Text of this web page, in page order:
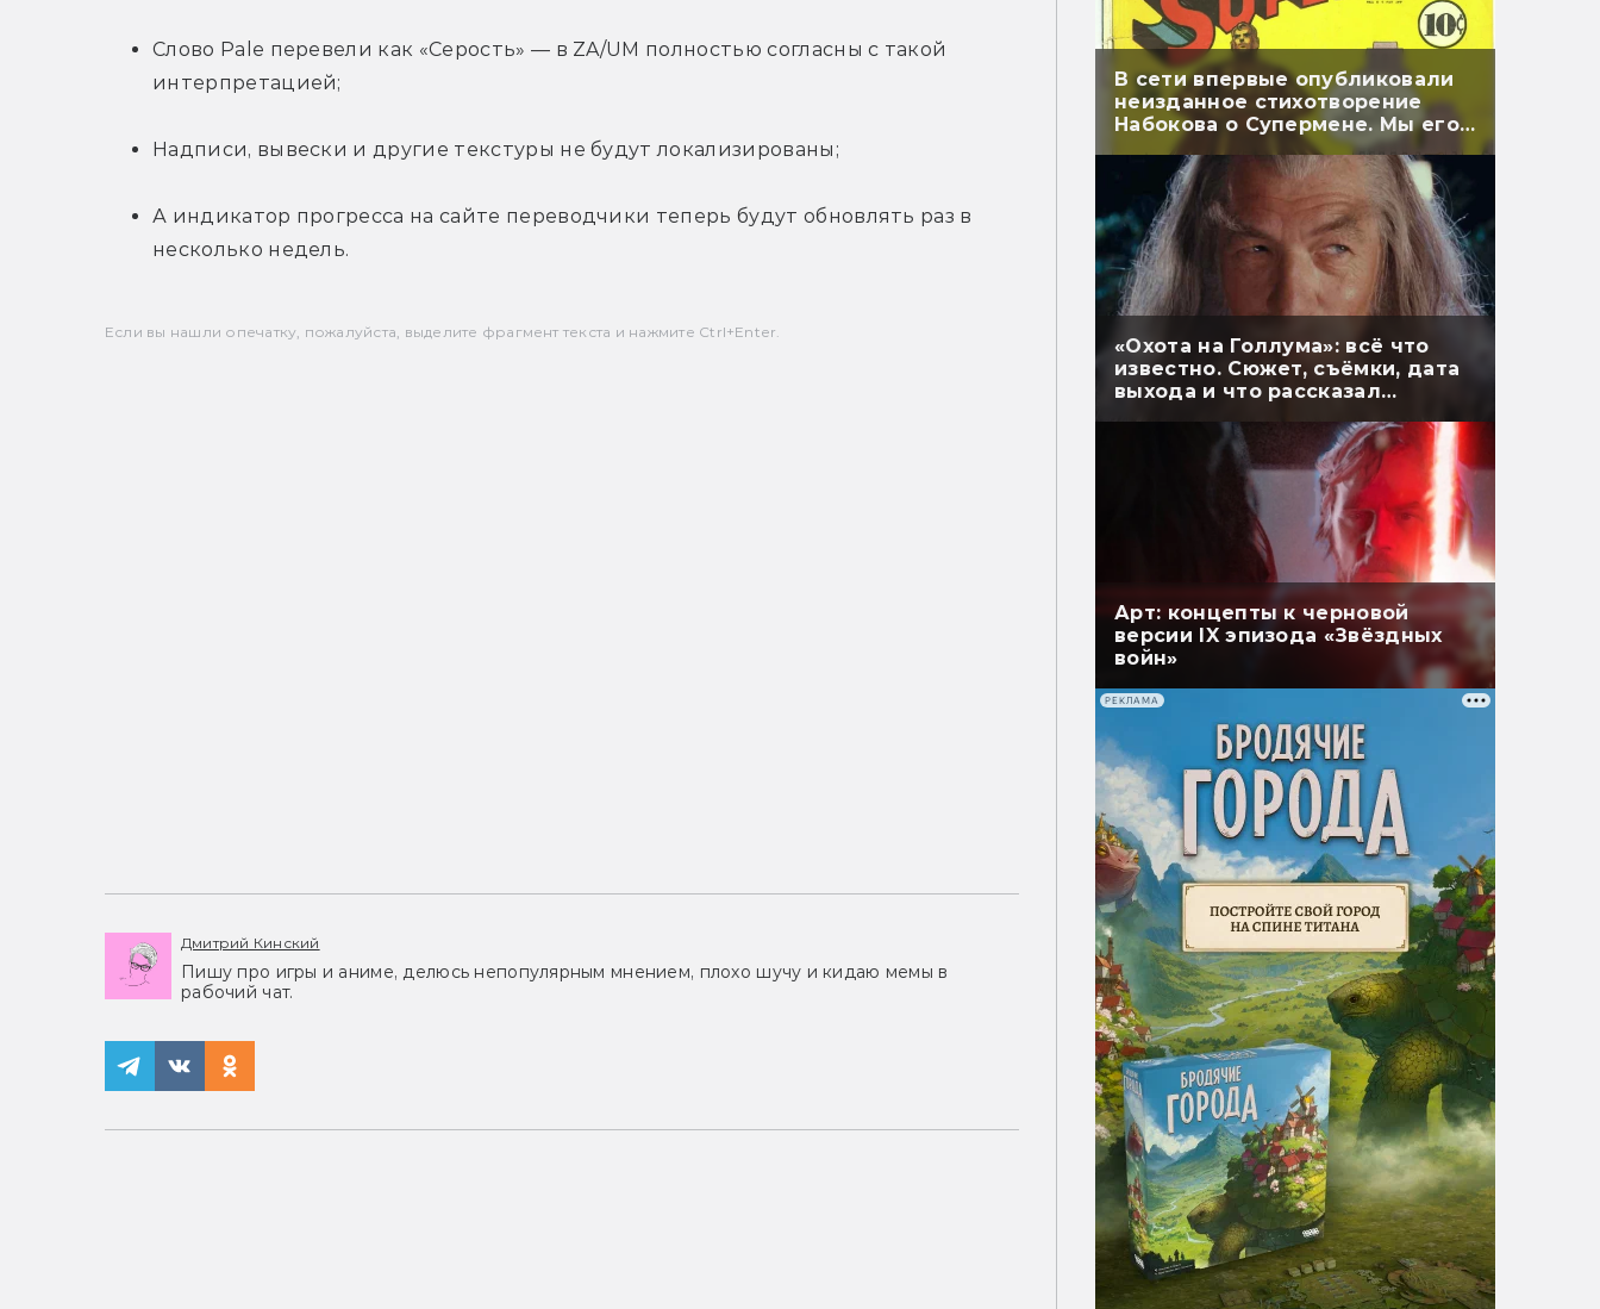
Слово Pale перевели как «Серость» — в ZA/UM полностью согласны с такой
интерпретацией;
Надписи, вывески и другие текстуры не будут локализированы;
А индикатор прогресса на сайте переводчики теперь будут обновлять раз в
несколько недель.
Если вы нашли опечатку, пожалуйста, выделите фрагмент текста и нажмите Ctrl+Enter.
Дмитрий Кинский
Пишу про игры и аниме, делюсь непопулярным мнением, плохо шучу и кидаю мемы в
рабочий чат.
В сети впервые опубликовали
неизданное стихотворение
Набокова о Супермене. Мы его
перевели
«Охота на Голлума»: всё что
известно. Сюжет, съёмки, дата
выхода и что рассказал
Арт: концепты к черновой
версии IX эпизода «Звёздных
войн»
РЕКЛАМА